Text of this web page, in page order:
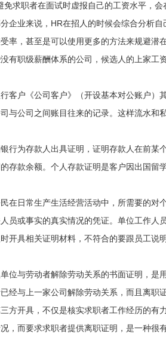
免求职者在面试时虚报自己的工资水平，
企业来说，HR在招人的时候会综合分析
率，甚至是可以使用更多的方法来规避潜
有职级薪酬体系的公司，候选人的上家工
客户《公司客户》（开设基本对公账户
与公司之间账目往来的记录。这样流水和
行为存款人出具证明，证明存款人在前
存款余额。个人存款证明是客户因出国留
在日常生产生活经营活动中，所需要的
员或事实的真实情况的凭证。单位工作
开具相关证明材料，不符合的要跟员工说
位与劳动者解除劳动关系的书面证明，是
经与上一家公司解除劳动关系，而且离
方开具，不仅是核实求职者工作经历的
，而要求求职者提供离职证明，是一种很